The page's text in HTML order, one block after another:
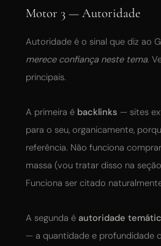
Motor 3 — Autoridade
Autoridade é o sinal que diz ao
merece confiança neste tema.
principais.
A primeira é backlinks — sites
para o seu, organicamente,
referência. Não funciona
massa (vou tratar disso na
Funciona ser citado
A segunda éautoridade
— a quantidade e profundidade